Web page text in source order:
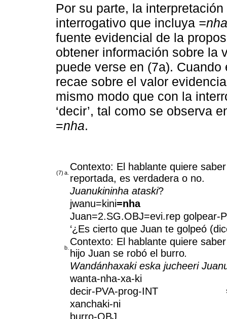
Por su parte, la
interrogativo que incluya =nha
fuente evidencial de la
obtener información sobre la
puede verse en (7a).
recae sobre el valor
mismo modo que con la
‘decir’, tal como se observa
=nha.
(7) a.
Contexto: El hablante quiere
reportada, es verdadera o no.
Juanukininha ataski?
jwanu=kini=nha
Juan=2.SG.OBJ=evi.rep golpear-
‘¿Es cierto que Juan te golpeó
b.
Contexto: El hablante quiere
hijo Juan se robó el burro.
Wandánhaxaki eska jucheeri
wanta-nha-xa-ki
decir-PVA-prog-INT
xanchaki-ni
burro-OBJ